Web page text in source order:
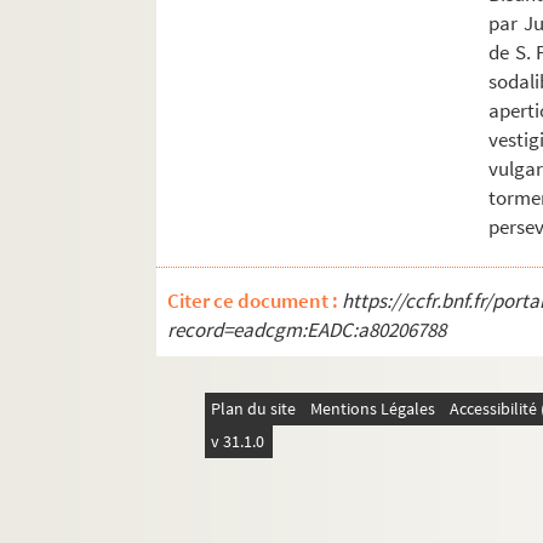
Ms Chiflet 61. « Rudimenta practica
Ms Chiflet 62. « Volume contenant
Ms Chiflet 63. « Police militaire, ou
Ms Chiflet 64. Epitaphes recueillies
Ms Chiflet 65. « Pièces historiques
Ms Chiflet 66. « Pièces historiques
Ms Chiflet 67. « Pièces historiques
Ms Chiflet 69. Supplément aux recueils
par
de S.
Citer ce document : https://ccfr.bnf.fr/
record=eadcgm:EADC:a80206788
Plan du site Mentions Légales
v 31.1.0